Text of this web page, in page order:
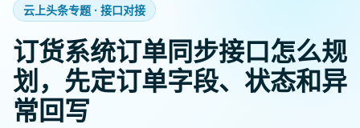
云上头条专题 · 接口对接
订货系统订单同步接口怎么规
划，先定订单字段、状态和异
常回写